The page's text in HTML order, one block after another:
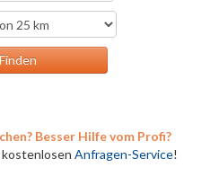
Besser Hilfe vom Profi?
Anfragen-Service!